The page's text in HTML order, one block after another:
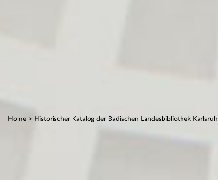
Home > Historischer Katalog der Badischen Landesbibliothek